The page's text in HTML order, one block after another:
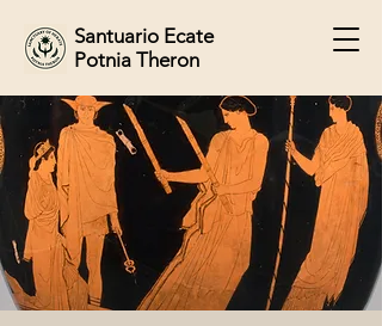
Santuario Ecate
Potnia Theron